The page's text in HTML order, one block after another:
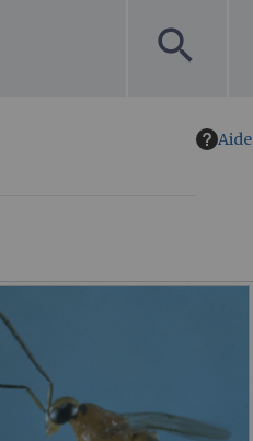
search
Aide